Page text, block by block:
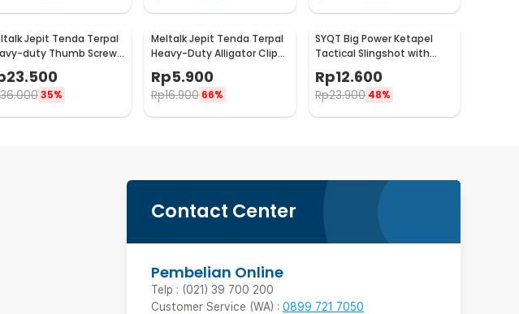
Jepit Tenda Terpal
duty Thumb Screw
10 PCS - ME30
23.500
36.00035%
Meltalk Jepit Tenda Terpal
Heavy-Duty Alligator Clips
Rp5.900
Rp16.900 66%
SYQT Big Power Ketapel
Tactical Slingshot with
Laser Sight - SSGX
Rp12.600
Rp23.900 48%
Contact Center
Pembelian Online
Telp : (021) 39 700 200
Customer Service (WA) : 0899 721 7050